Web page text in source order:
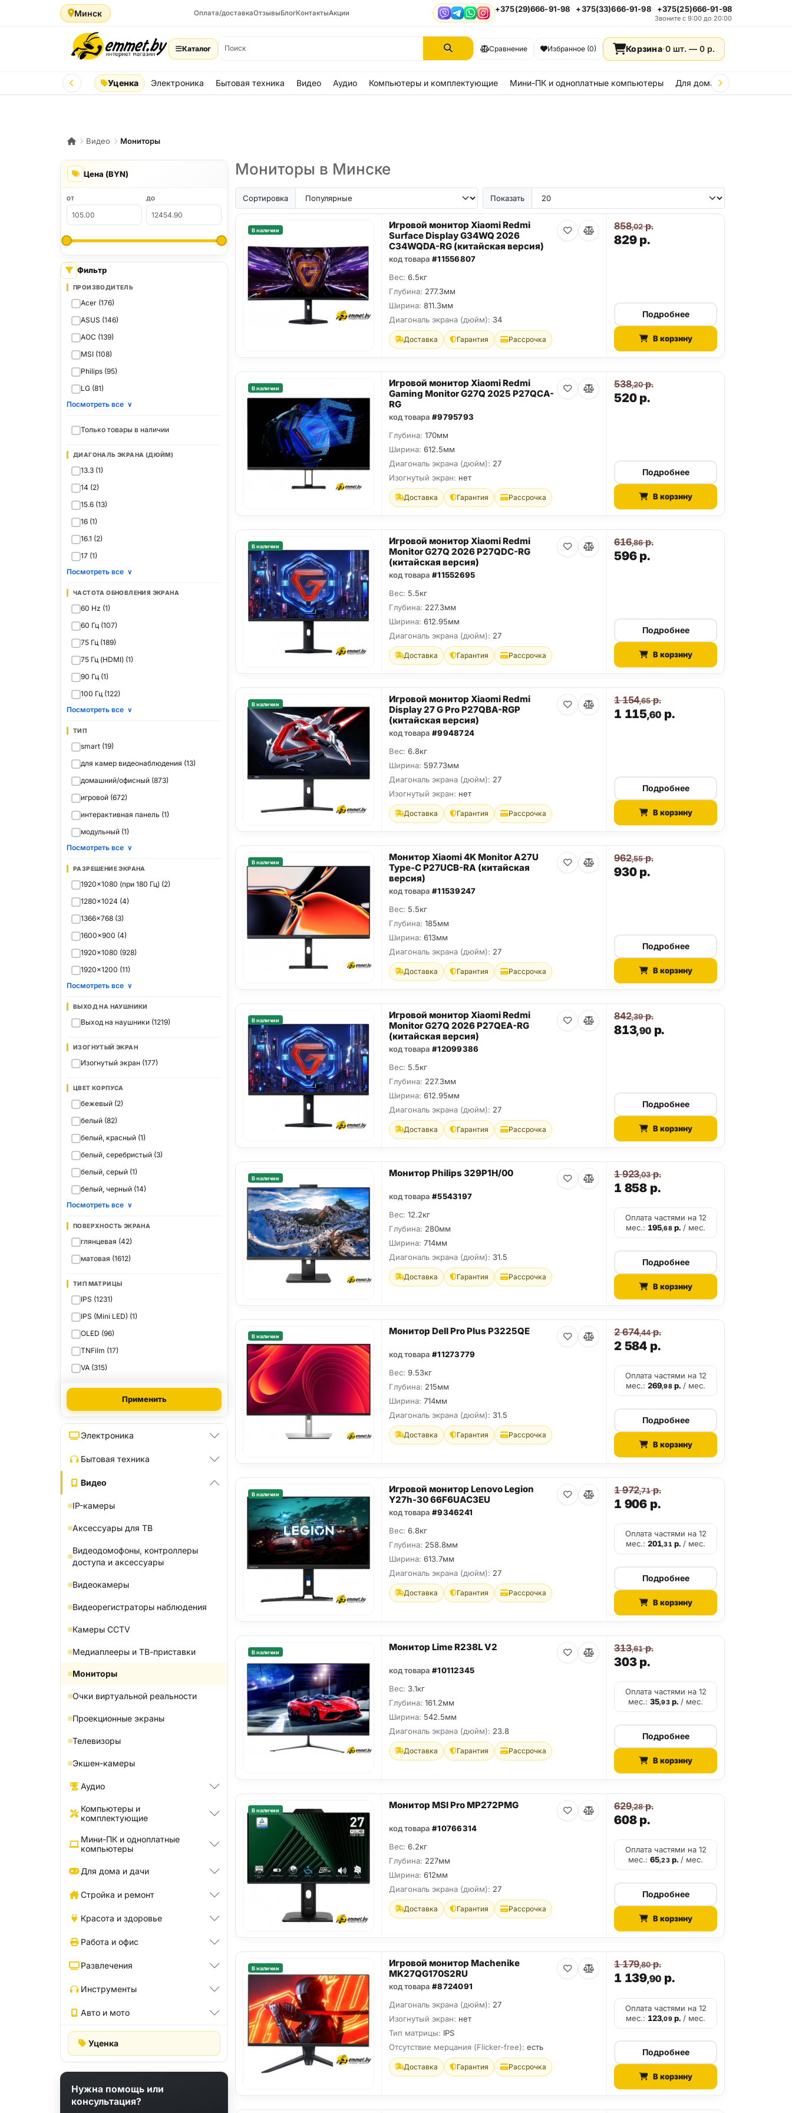
Минск Оплата/доставкаОтзывыБлогКонтактыАкции ViberTelegram
WhatsApp
Instagram
+375(29)666-91-98 +375(33)666-91-98 +375(25)666-91-98
Звоните с 9:00 до 20:00
Каталог Сравнение Избранное (0) Корзина·0 шт. — 0 р.
Уценка Электроника Бытовая техника Видео Аудио Компьютеры и комплектующие Мини-ПК и одноплатные компьютеры Для дома и дачи
Видео Мониторы
Цена (BYN)
ОТ ДО
Фильтр
ПРОИЗВОДИТЕЛЬ
Acer (176)
ASUS (146)
AOC (139)
MSI (108)
Philips (95)
LG (81)
Посмотреть все ∨
Только товары в наличии
ДИАГОНАЛЬ ЭКРАНА (ДЮЙМ)
13.3 (1)
14 (2)
15.6 (13)
16 (1)
16.1 (2)
17 (1)
Посмотреть все ∨
ЧАСТОТА ОБНОВЛЕНИЯ ЭКРАНА
60 Hz (1)
60 Гц (107)
75 Гц (189)
75 Гц (HDMI) (1)
90 Гц (1)
100 Гц (122)
Посмотреть все ∨
ТИП
smart (19)
для камер видеонаблюдения (13)
домашний/офисный (873)
игровой (672)
интерактивная панель (1)
модульный (1)
Посмотреть все ∨
РАЗРЕШЕНИЕ ЭКРАНА
1920x1080 (при 180 Гц) (2)
1280x1024 (4)
1366x768 (3)
1600x900 (4)
1920x1080 (928)
1920x1200 (11)
Посмотреть все ∨
ВЫХОД НА НАУШНИКИ
Выход на наушники (1219)
ИЗОГНУТЫЙ ЭКРАН
Изогнутый экран (177)
ЦВЕТ КОРПУСА
бежевый (2)
белый (82)
белый, красный (1)
белый, серебристый (3)
белый, серый (1)
белый, черный (14)
Посмотреть все ∨
ПОВЕРХНОСТЬ ЭКРАНА
глянцевая (42)
матовая (1612)
ТИП МАТРИЦЫ
IPS (1231)
IPS (Mini LED) (1)
OLED (96)
TNFilm (17)
VA (315)
Применить
Электроника
Бытовая техника
Видео
IP-камеры
Аксессуары для ТВ
Видеодомофоны, контроллеры
доступа и аксессуары
Видеокамеры
Видеорегистраторы наблюдения
Камеры CCTV
Медиаплееры и ТВ-приставки
Мониторы
Очки виртуальной реальности
Проекционные экраны
Телевизоры
Экшен-камеры
Аудио
Компьютеры и
комплектующие
Мини-ПК и одноплатные
компьютеры
Для дома и дачи
Стройка и ремонт
Красота и здоровье
Работа и офис
Развлечения
Инструменты
Авто и мото
Уценка
Нужна помощь или
консультация?
Мониторы в Минске
Сортировка Показать
В наличии
Игровой монитор Xiaomi Redmi
Surface Display G34WQ 2026
C34WQDA-RG (китайская версия)
код товара #11556807
Вес: 6.5кг
Глубина: 277.3мм
Ширина: 811.3мм
Диагональ экрана (дюйм): 34
Доставка Гарантия Рассрочка
829р.
858,02р.
Подробнее
В корзину
В наличии
Игровой монитор Xiaomi Redmi
Gaming Monitor G27Q 2025 P27QCA-
RG
код товара #9795793
Глубина: 170мм
Ширина: 612.5мм
Диагональ экрана (дюйм): 27
Изогнутый экран: нет
Доставка Гарантия Рассрочка
520р.
538,20р.
Подробнее
В корзину
В наличии
Игровой монитор Xiaomi Redmi
Monitor G27Q 2026 P27QDC-RG
(китайская версия)
код товара #11552695
Вес: 5.5кг
Глубина: 227.3мм
Ширина: 612.95мм
Диагональ экрана (дюйм): 27
Доставка Гарантия Рассрочка
596р.
616,86р.
Подробнее
В корзину
В наличии
Игровой монитор Xiaomi Redmi
Display 27 G Pro P27QBA-RGP
(китайская версия)
код товара #9948724
Вес: 6.8кг
Ширина: 597.73мм
Диагональ экрана (дюйм): 27
Изогнутый экран: нет
Доставка Гарантия Рассрочка
1 115,60 р.
1 154,65р.
Подробнее
В корзину
В наличии
Монитор Xiaomi 4K Monitor A27U
Type-C P27UCB-RA (китайская
версия)
код товара #11539247
Вес: 5.5кг
Глубина: 185мм
Ширина: 613мм
Диагональ экрана (дюйм): 27
Доставка Гарантия Рассрочка
930р.
962,55р.
Подробнее
В корзину
В наличии
Игровой монитор Xiaomi Redmi
Monitor G27Q 2026 P27QEA-RG
(китайская версия)
код товара #12099386
Вес: 5.5кг
Глубина: 227.3мм
Ширина: 612.95мм
Диагональ экрана (дюйм): 27
Доставка Гарантия Рассрочка
813,90р.
842,39р.
Подробнее
В корзину
В наличии Монитор Philips 329P1H/00
код товара #5543197
Вес: 12.2кг
Глубина: 280мм
Ширина: 714мм
Диагональ экрана (дюйм): 31.5
Доставка Гарантия Рассрочка
1 858 р.
1 923,03р.
Оплата частями на 12
мес.: 195,68р./ мес.
Подробнее
В корзину
В наличии Монитор Dell Pro Plus P3225QE
код товара #11273779
Вес: 9.53кг
Глубина: 215мм
Ширина: 714мм
Диагональ экрана (дюйм): 31.5
Доставка Гарантия Рассрочка
2 584 р.
2 674,44р.
Оплата частями на 12
мес.:269,98р./ мес.
Подробнее
В корзину
В наличии
Игровой монитор Lenovo Legion
Y27h-30 66F6UAC3EU
код товара #9346241
Вес: 6.8кг
Глубина: 258.8мм
Ширина: 613.7мм
Диагональ экрана (дюйм): 27
Доставка Гарантия Рассрочка
1 906 р.
1 972,71р.
Оплата частями на 12
мес.:201,31 р./ мес.
Подробнее
В корзину
В наличии Монитор Lime R238L V2
код товара #10112345
Вес: 3.1кг
Глубина: 161.2мм
Ширина: 542.5мм
Диагональ экрана (дюйм): 23.8
Доставка Гарантия Рассрочка
303р.
313,61р.
Оплата частями на 12
мес.:35,93р./ мес.
Подробнее
В корзину
В наличии Монитор MSI Pro MP272PMG
код товара #10766314
Вес: 6.2кг
Глубина: 227мм
Ширина: 612мм
Диагональ экрана (дюйм): 27
Доставка Гарантия Рассрочка
608р.
629,28р.
Оплата частями на 12
мес.:65,23р./ мес.
Подробнее
В корзину
В наличии
Игровой монитор Machenike
MK27QG170S2RU
код товара #8724091
Диагональ экрана (дюйм): 27
Изогнутый экран: нет
Тип матрицы: IPS
Отсутствие мерцания (Flicker-free): есть
Доставка Гарантия Рассрочка
1 139,90 р.
1 179,80р.
Оплата частями на 12
мес.: 123,09р./ мес.
Подробнее
В корзину